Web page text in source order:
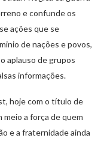
e confunde os
ações que se
de nações e povos,
aplauso de grupos
informações.
hoje com o título de
meio a força de quem
e a fraternidade ainda